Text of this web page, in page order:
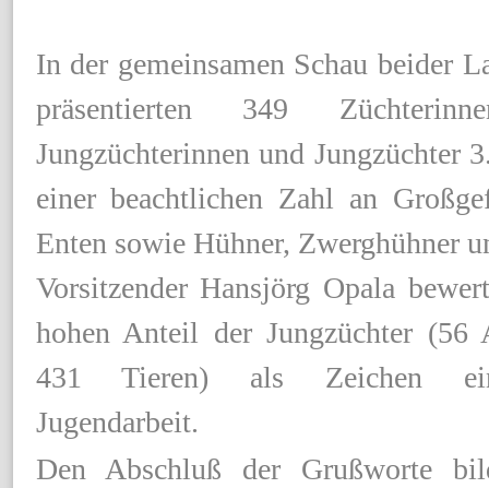
In der gemeinsamen Schau beider
präsentierten 349
Jungzüchterinnen und Jungzüchter
einer beachtlichen Zahl an
Enten sowie Hühner, Zwerghühner
Vorsitzender Hansjörg Opala
hohen Anteil der Jungzüchter (56
431 Tieren) als Zeichen
Jugendarbeit.
Den Abschluß der Grußworte